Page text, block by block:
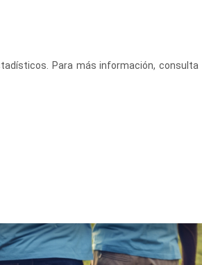
Para más información, consulta